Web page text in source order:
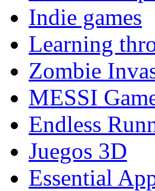
Indie games
Learning
Zombie
MESSI
Endless
Juegos 3D
Essential